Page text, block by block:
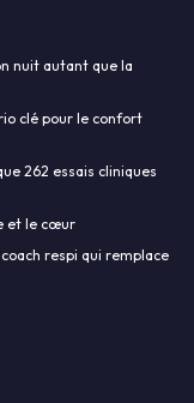
nuit autant que la
clé pour le confort
262 essais cliniques
et le cœur
coach respi qui remplace